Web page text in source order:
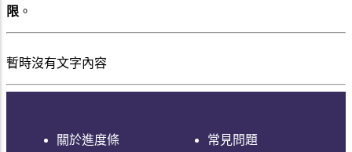
限 。
暫時沒有文字內容
關於進度條 常見問題